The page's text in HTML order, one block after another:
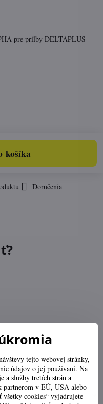
pre prilby DELTAPLUS
košíka
Doručenia
tejto webovej stránky,
údajov o jej používaní. Na
a služby tretích strán a
partnerom v EÚ, USA alebo
cookies“ vyjadrujete